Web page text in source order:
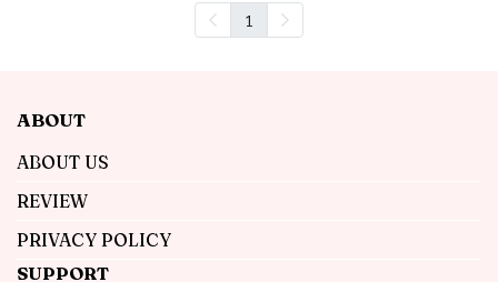
1
ABOUT
ABOUT US
REVIEW
PRIVACY POLICY
SUPPORT